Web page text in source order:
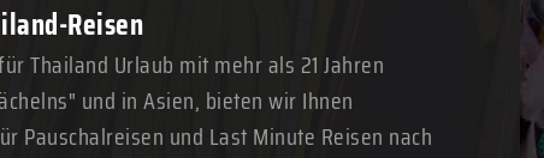
Reisen
Thailand Urlaub mit mehr als 21 Jahren
und in Asien, bieten wir Ihnen
Pauschalreisen und Last Minute Reisen nach